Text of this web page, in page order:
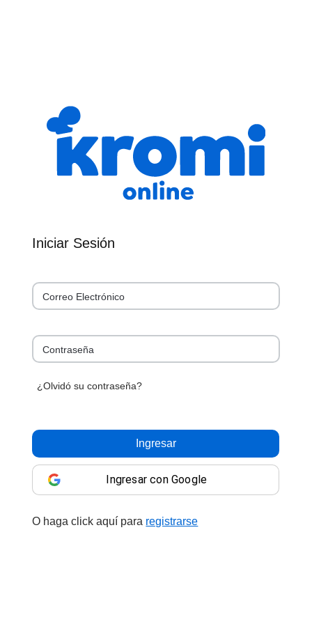
Iniciar Sesión
Correo Electrónico
Contraseña
¿Olvidó su contraseña?
Ingresar
Ingresar con Google
O haga click aquí para registrarse